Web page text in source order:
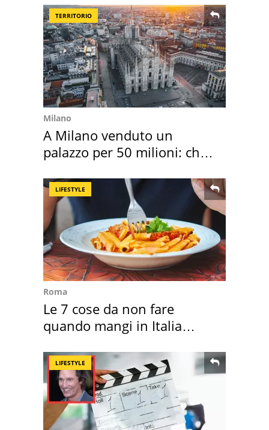
TERRITORIO
Milano
A Milano venduto un
palazzo per 50 milioni: chi
LIFESTYLE
Roma
Le 7 cose da non fare
quando mangi in Italia
LIFESTYLE